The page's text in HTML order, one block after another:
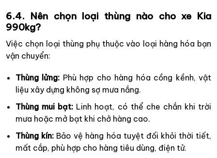
6.4. Nên chọn loại thùng nào cho xe Kia
990kg?
Việc chọn loại thùng phụ thuộc vào loại hàng hóa bạn
vận chuyển:
Thùng lửng: Phù hợp cho hàng hóa cồng kềnh, vật
liệu xây dựng không sợ mưa nắng.
Thùng mui bạt: Linh hoạt, có thể che chắn khi trời
mưa hoặc mở bạt khi chở hàng cao.
Thùng kín: Bảo vệ hàng hóa tuyệt đối khỏi thời tiết,
mất cắp, phù hợp cho hàng tiêu dùng, điện tử.